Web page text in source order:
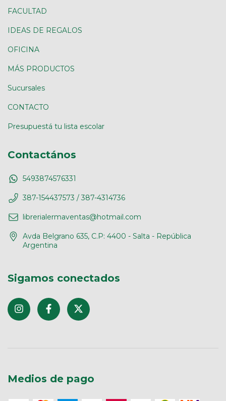
FACULTAD
IDEAS DE REGALOS
OFICINA
MÁS PRODUCTOS
Sucursales
CONTACTO
Presupuestá tu lista escolar
Contactános
5493874576331
387-154437573 / 387-4314736
librerialermaventas@hotmail.com
Avda Belgrano 635, C.P: 4400 - Salta - República
Argentina
Sigamos conectados
Medios de pago